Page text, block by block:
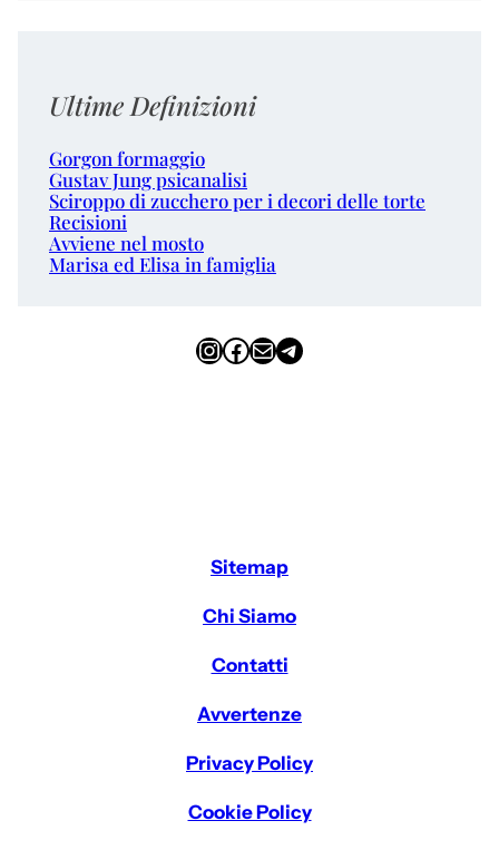
Ultime Definizioni
Gorgon formaggio
Gustav Jung psicanalisi
Sciroppo di zucchero per i decori delle torte
Recisioni
Avviene nel mosto
Marisa ed Elisa in famiglia
InstagramFacebook Email Telegram
Sitemap
Chi Siamo
Contatti
Avvertenze
Privacy Policy
Cookie Policy